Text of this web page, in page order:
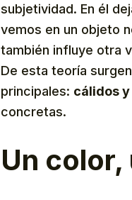
subjetividad. En él
vemos en un objeto
también influye otra
De esta teoría
principales: cálidos
concretas.
Un